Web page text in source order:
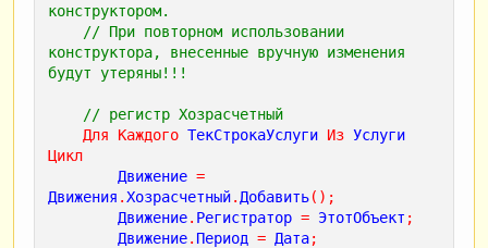
конструктором.
// При повторном использовании
конструктора, внесенные вручную изменения
будут утеряны!!!
// регистр Хозрасчетный
Для
Каждого ТекСтрокаУслуги Из Услуги
Цикл
Движение =
Движения .Хозрасчетный. Добавить();
Движение. Регистратор = ЭтотОбъект ;
Движение. Период = Дата;